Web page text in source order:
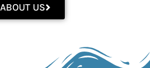
ABOUT US